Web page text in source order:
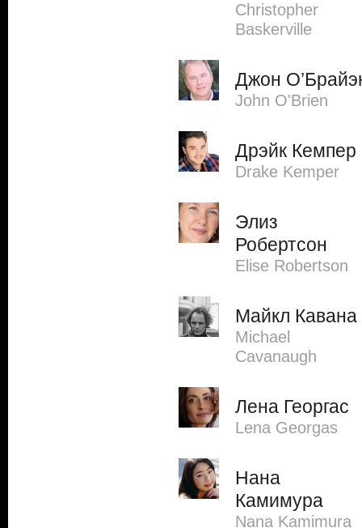
Christopher
Baskerville
Джон
John O'Brien
Дрэйк Кемпер
Drake Kemper
Элиз
Робертсон
Elise Robertson
Майкл Кавана
Michael
Cavanaugh
Лена Георгас
Lena Georgas
Нана
Камимура
Nana Kamimura